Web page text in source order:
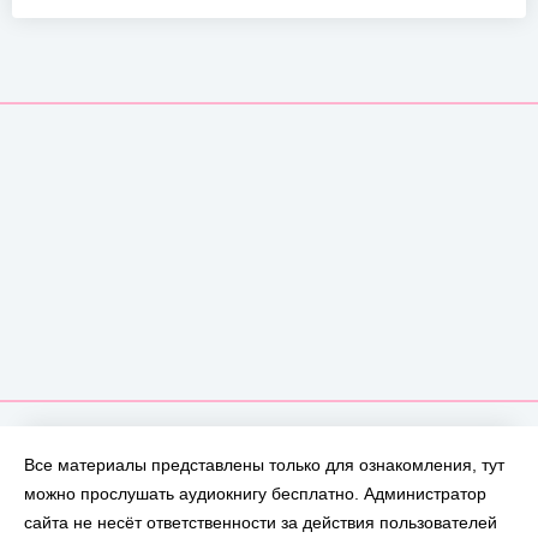
Все материалы представлены только для ознакомления, тут
можно прослушать аудиокнигу бесплатно. Администратор
сайта не несёт ответственности за действия пользователей